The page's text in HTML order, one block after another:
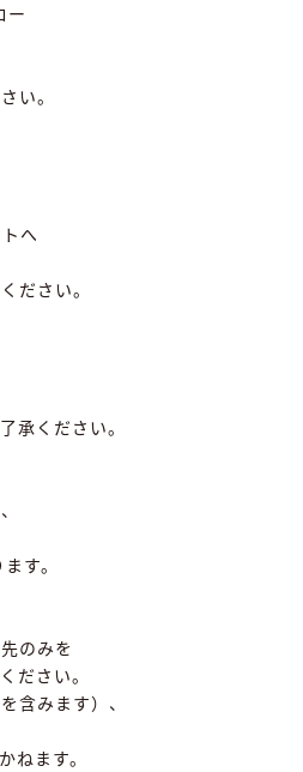
ー
い。
へ
ださい。
承ください。
す。
のみを
さい。
含みます）、
ます。